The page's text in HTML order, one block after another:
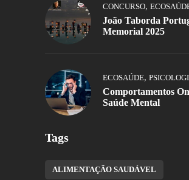
CONCURSO,
João Taborda
Memorial 2025
ECOSAÚDE,
Comportamentos
Saúde Mental
Tags
ALIMENTAÇÃO SAUDÁVEL